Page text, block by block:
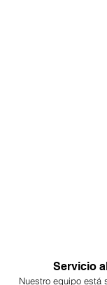
Servicio
Nuestro equipo está